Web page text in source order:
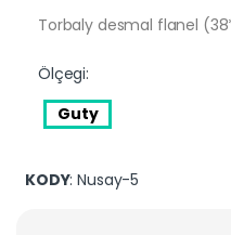
Torbaly desmal flanel
Ölçegi:
Guty
KODY: Nusay-5